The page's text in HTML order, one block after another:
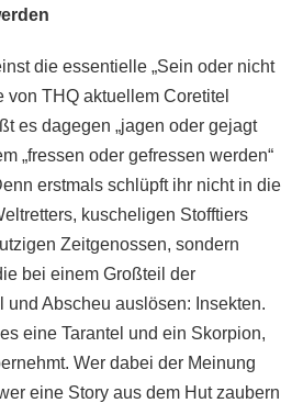
die essentielle „Sein oder nicht
von THQ aktuellem Coretitel
es dagegen „jagen oder gejagt
„fressen oder gefressen werden“
erstmals schlüpft ihr nicht in die
kuscheligen Stofftiers
Zeitgenossen, sondern
bei einem Großteil der
und Abscheu auslösen: Insekten.
eine Tarantel und ein Skorpion,
Wer dabei der Meinung
eine Story aus dem Hut zaubern